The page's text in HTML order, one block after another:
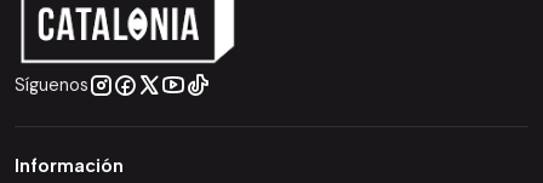
Síguenos
Información